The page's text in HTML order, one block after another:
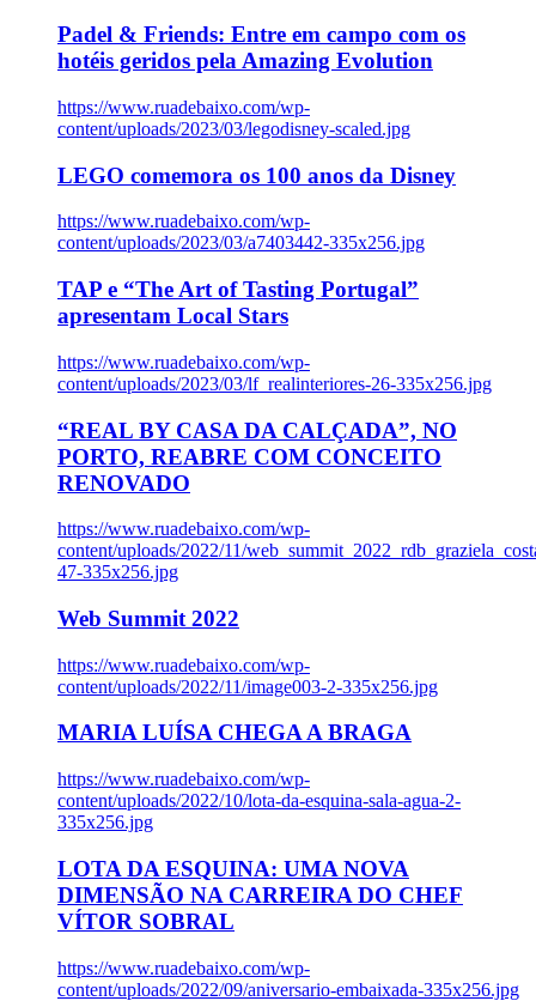
Padel & Friends: Entre em campo com os
hotéis geridos pela Amazing Evolution
https://www.ruadebaixo.com/wp-
content/uploads/2023/03/legodisney-scaled.jpg
LEGO comemora os 100 anos da Disney
https://www.ruadebaixo.com/wp-
content/uploads/2023/03/a7403442-335x256.jpg
TAP e “The Art of Tasting Portugal”
apresentam Local Stars
https://www.ruadebaixo.com/wp-
content/uploads/2023/03/lf_realinteriores-26-335x256.jpg
“REAL BY CASA DA CALÇADA”, NO
PORTO, REABRE COM CONCEITO
RENOVADO
https://www.ruadebaixo.com/wp-
content/uploads/2022/11/
47-335x256.jpg
Web Summit 2022
https://www.ruadebaixo.com/wp-
content/uploads/2022/11/image003-2-335x256.jpg
MARIA LUÍSA CHEGA A BRAGA
https://www.ruadebaixo.com/wp-
content/uploads/2022/10/lota-da-esquina-sala-agua-2-
335x256.jpg
LOTA DA ESQUINA: UMA NOVA
DIMENSÃO NA CARREIRA DO CHEF
VÍTOR SOBRAL
https://www.ruadebaixo.com/wp-
content/uploads/2022/09/aniversario-embaixada-335x256.jpg